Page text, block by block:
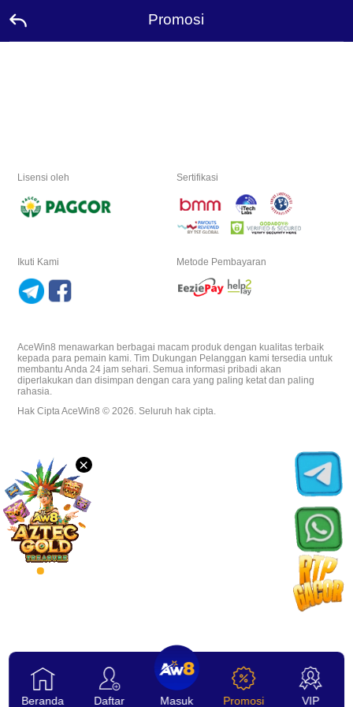
×
Promosi
Hubungi
Bahasa
Unduh
Afiliasi
Beranda Daftar Masuk Promosi VIP
Lisensi oleh Sertifikasi
Metode Pembayaran
Ikuti Kami
AceWin8 menawarkan berbagai macam produk dengan kualitas terbaik
kepada para pemain kami. Tim Dukungan Pelanggan kami tersedia untuk
membantu Anda 24 jam sehari. Semua informasi pribadi akan
diperlakukan dan disimpan dengan cara yang paling ketat dan paling
rahasia.
Hak Cipta AceWin8 © 2026. Seluruh hak cipta.